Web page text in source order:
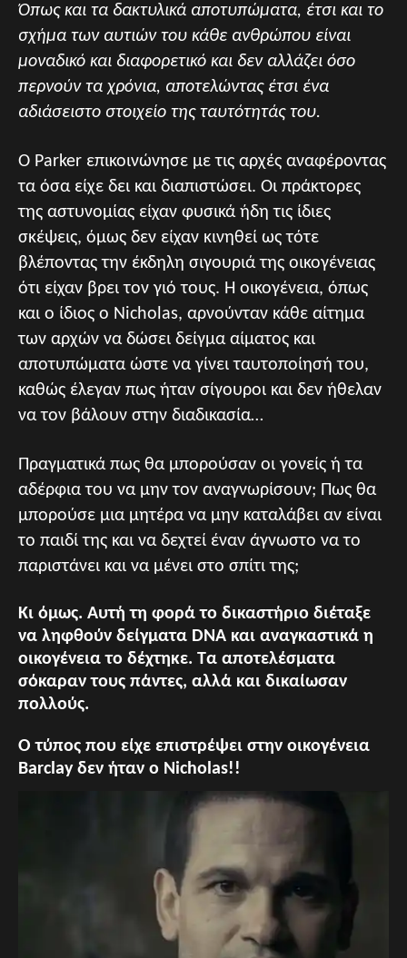
Όπως και τα δακτυλικά αποτυπώματα, έτσι και το
σχήμα των αυτιών του κάθε ανθρώπου είναι
μοναδικό και διαφορετικό και δεν αλλάζει όσο
περνούν τα χρόνια, αποτελώντας έτσι ένα
αδιάσειστο στοιχείο της ταυτότητάς του.
Ο Parker επικοινώνησε με τις αρχές αναφέροντας
τα όσα είχε δει και διαπιστώσει. Οι πράκτορες
της αστυνομίας είχαν φυσικά ήδη τις ίδιες
σκέψεις, όμως δεν είχαν κινηθεί ως τότε
βλέποντας την έκδηλη σιγουριά της οικογένειας
ότι είχαν βρει τον γιό τους. Η οικογένεια, όπως
και ο ίδιος ο Nicholas, αρνούνταν κάθε αίτημα
των αρχών να δώσει δείγμα αίματος και
αποτυπώματα ώστε να γίνει ταυτοποίησή του,
καθώς έλεγαν πως ήταν σίγουροι και δεν ήθελαν
να τον βάλουν στην διαδικασία…
Πραγματικά πως θα μπορούσαν οι γονείς ή τα
αδέρφια του να μην τον αναγνωρίσουν; Πως θα
μπορούσε μια μητέρα να μην καταλάβει αν είναι
το παιδί της και να δεχτεί έναν άγνωστο να το
παριστάνει και να μένει στο σπίτι της;
Κι όμως. Αυτή τη φορά το δικαστήριο διέταξε
να ληφθούν δείγματα DNA και αναγκαστικά η
οικογένεια το δέχτηκε. Τα αποτελέσματα
σόκαραν τους πάντες, αλλά και δικαίωσαν
πολλούς.
Ο τύπος που είχε επιστρέψει στην οικογένεια
Barclay δεν ήταν ο Nicholas!!